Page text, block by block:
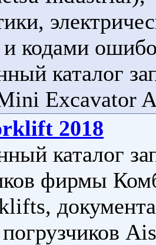
кодами
каталог
Excavator
2018
каталог
фирмы